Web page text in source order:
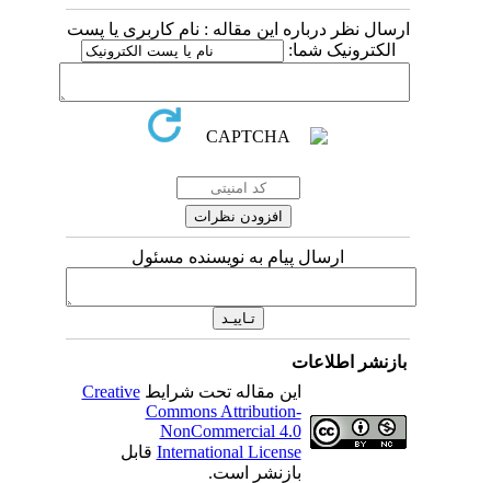
ارسال نظر درباره این مقاله : نام کاربری یا پست
الکترونیک شما:
ارسال پیام به نویسنده مسئول
بازنشر اطلاعات
این مقاله تحت شرایطCreative
Commons Attribution-
NonCommercial 4.0
International Licenseقابل
بازنشر است.